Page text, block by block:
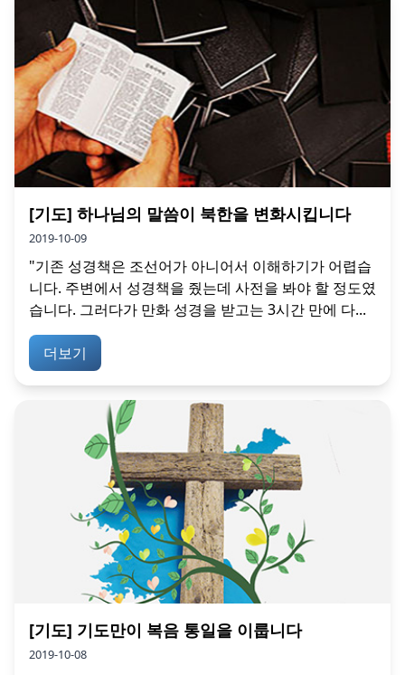
[기도] 하나님의 말씀이 북한을 변화시킵니다
2019-10-09
"기존 성경책은 조선어가 아니어서 이해하기가 어렵습
니다. 주변에서 성경책을 줬는데 사전을 봐야 할 정도였
습니다. 그러다가 만화 성경을 받고는 3시간 만에 다...
더보기
[기도] 기도만이 복음 통일을 이룹니다
2019-10-08